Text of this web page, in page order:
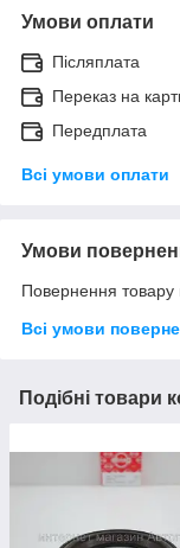
Умови оплати
Післяплата
Переказ на
Передплата
Всі умови оплати
Умови
Повернення товару
Всі умови
Подібні товари